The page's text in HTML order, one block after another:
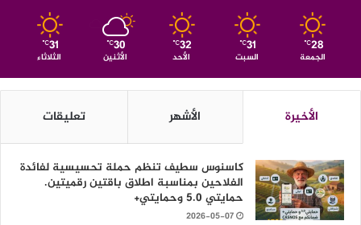
28
℃
الجمعة
31
℃
السبت
32
℃
الأحد
30
℃
الأثنين
31
℃
الثلاثاء
الأخيرة الأشهر تعليقات
كاسنوس سطيف تنظم حملة تحسيسية لفائدة
الفلاحين بمناسبة اطلاق باقتين رقميتين.
حمايتي 5.0 وحمايتي+
2026-05-07